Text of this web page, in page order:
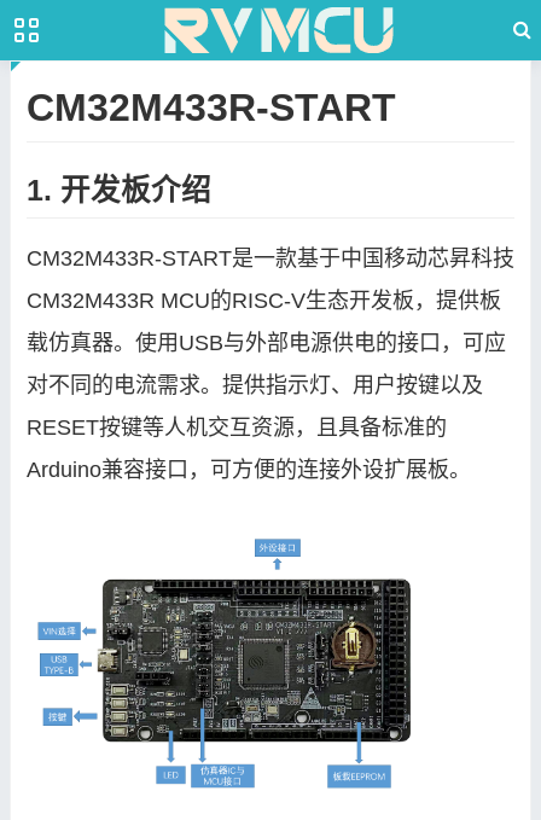
CM32M433R-START
1. 开发板介绍
CM32M433R-START是一款基于中国移动芯昇科技
CM32M433R MCU的RISC-V生态开发板，提供板
载仿真器。使用USB与外部电源供电的接口，可应
对不同的电流需求。提供指示灯、用户按键以及
RESET按键等人机交互资源，且具备标准的
Arduino兼容接口，可方便的连接外设扩展板。